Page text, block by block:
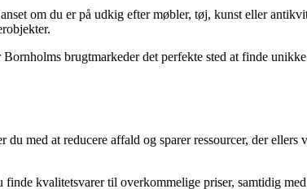
om du er på udkig efter møbler, tøj, kunst eller
brugtmarkeder det perfekte sted at finde
med at reducere affald og sparer ressourcer, der
kvalitetsvarer til overkommelige priser, samtidig